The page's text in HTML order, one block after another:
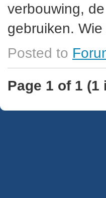
verbouwing,
gebruiken.
Posted to
Page 1 of 1 (1